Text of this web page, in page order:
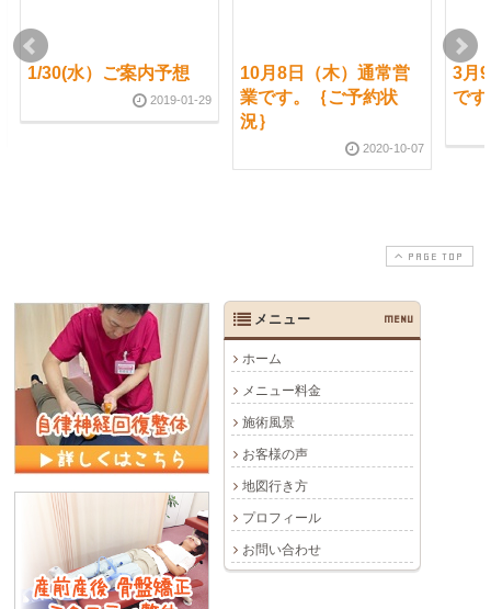
1/30(水）ご案内予想
2019-01-29
10月8日（木）通常営
業です。｛ご予約状
況｝
2020-10-07
3月
で
PAGE TOP
メニュー MENU
ホーム
メニュー料金
施術風景
お客様の声
地図行き方
プロフィール
お問い合わせ